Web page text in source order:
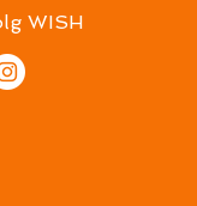
WISH